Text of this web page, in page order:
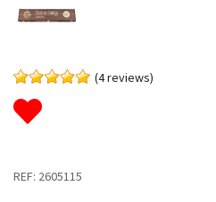
(4 reviews)
REF: 2605115